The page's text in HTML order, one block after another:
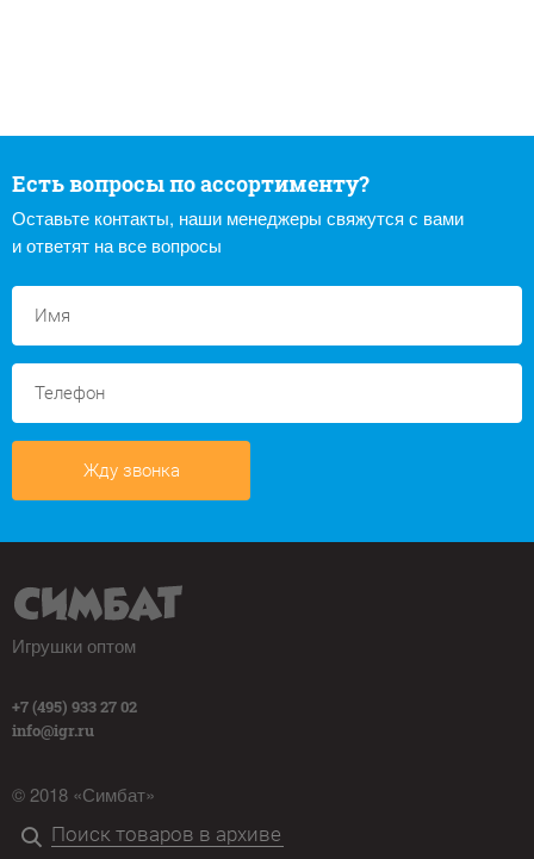
Есть вопросы по ассортименту?
Оставьте контакты, наши менеджеры свяжутся с вами
и ответят на все вопросы
Жду звонка
Игрушки оптом
+7 (495) 933 27 02
info@igr.ru
© 2018 «Симбат»